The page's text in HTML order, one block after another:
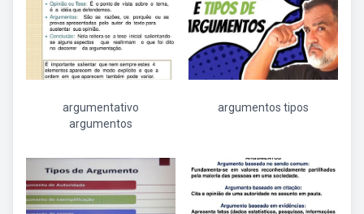
argumentativo
argumentos
argumentos tipos